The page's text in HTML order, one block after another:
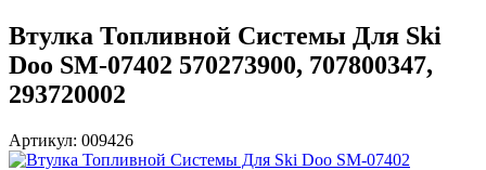
Втулка Топливной Системы Для Ski
Doo SM-07402 570273900, 707800347,
293720002
Артикул: 009426